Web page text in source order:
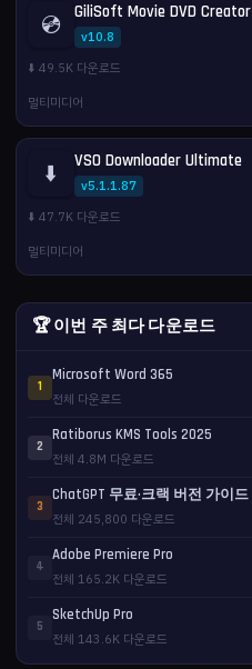
💿 GiliSoft Movie DVD Creator
v10.8
⬇️ 49.5K 다운로드
멀티미디어
⬇️ VSO Downloader Ultimate
v5.1.1.87
⬇️ 47.7K 다운로드
멀티미디어
🏆 이번 주 최다 다운로드
1
Microsoft Word 365
전체 다운로드
2
Ratiborus KMS Tools 2025
전체 4.8M 다운로드
3
ChatGPT 무료·크랙 버전 가이드
전체 245,800 다운로드
4
Adobe Premiere Pro
전체 165.2K 다운로드
5
SketchUp Pro
전체 143.6K 다운로드